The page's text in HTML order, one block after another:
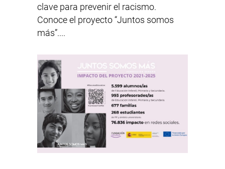
clave para prevenir el racismo.
Conoce el proyecto “Juntos somos
más”....